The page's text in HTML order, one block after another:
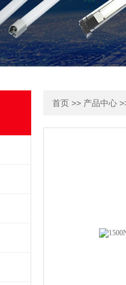
首页 >> 产品中心